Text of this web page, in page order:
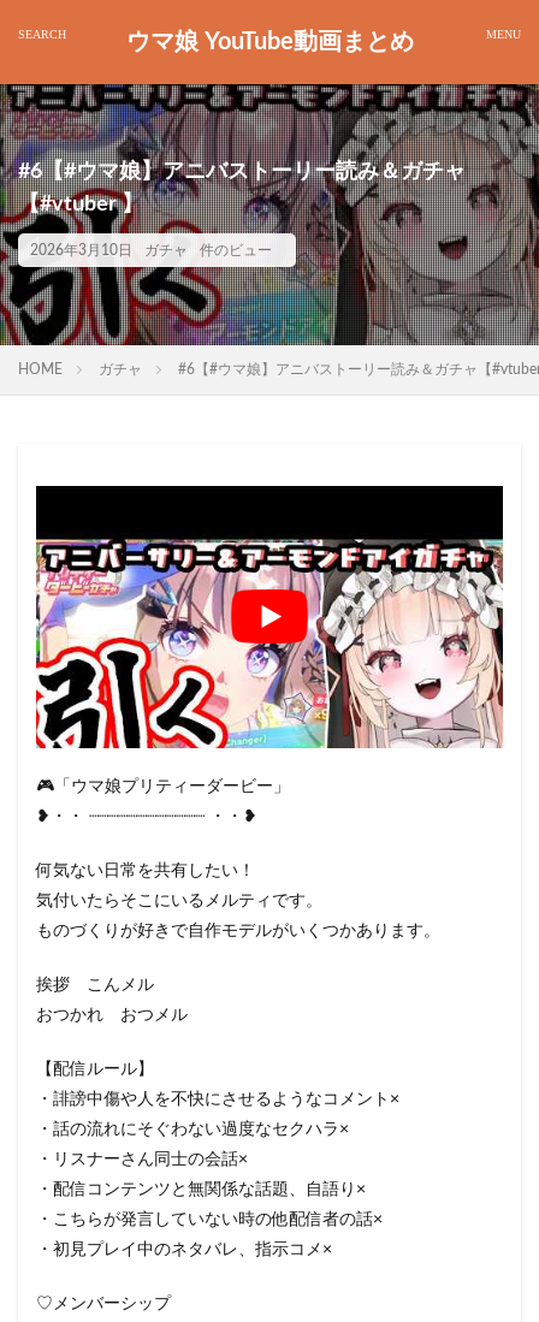
ウマ娘 YouTube動画まとめ
#6【#ウマ娘】アニバストーリー読み＆ガチャ
【#vtuber 】
2026年3月10日 ガチャ 件のビュー
HOME ガチャ #6【#ウマ娘】アニバストーリー読み＆ガチャ【
🎮「ウマ娘プリティーダービー」
❥・・ ┈┈┈┈┈┈┈┈┈┈┈┈ ・・❥
何気ない日常を共有したい！
気付いたらそこにいるメルティです。
ものづくりが好きで自作モデルがいくつかあります。
挨拶 こんメル
おつかれ おつメル
【配信ルール】
・誹謗中傷や人を不快にさせるようなコメント×
・話の流れにそぐわない過度なセクハラ×
・リスナーさん同士の会話×
・配信コンテンツと無関係な話題、自語り×
・こちらが発言していない時の他配信者の話×
・初見プレイ中のネタバレ、指示コメ×
♡メンバーシップ